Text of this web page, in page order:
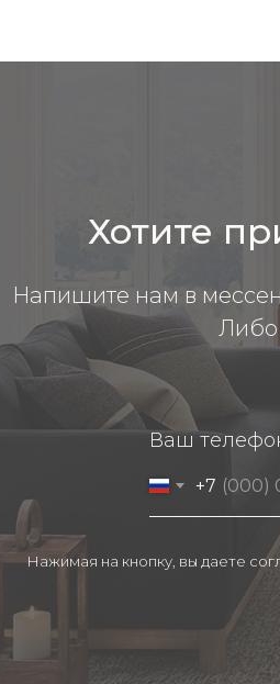
Хотите
Напишите нам в
Либо
Ваш
+7
Нажимая на кнопку, вы даете